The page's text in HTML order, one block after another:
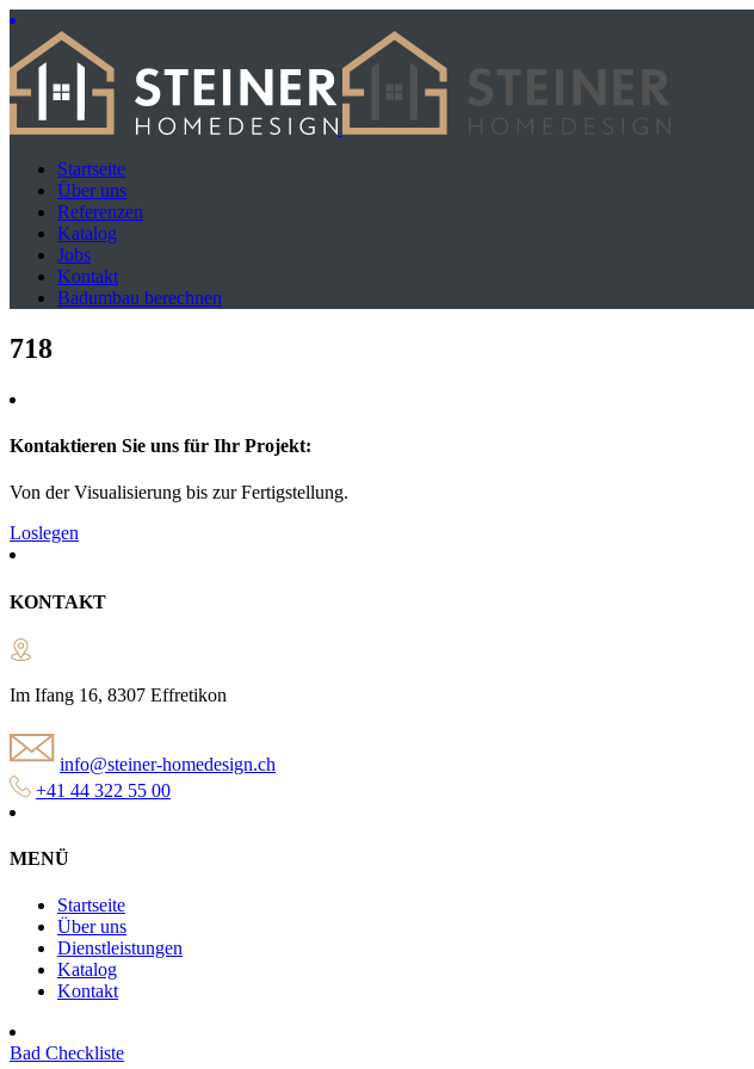
Startseite
Über uns
Referenzen
Katalog
Jobs
Kontakt
Badumbau berechnen
718
Kontaktieren Sie uns für Ihr Projekt:
Von der Visualisierung bis zur Fertigstellung.
Loslegen
KONTAKT
Im Ifang 16, 8307 Effretikon
info@steiner-homedesign.ch
+41 44 322 55 00
MENÜ
Startseite
Über uns
Dienstleistungen
Katalog
Kontakt
Bad Checkliste